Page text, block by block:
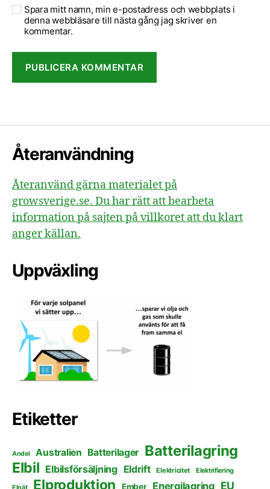
Spara mitt namn, min e-postadress och webbplats i
denna webbläsare till nästa gång jag skriver en
kommentar.
Återanvändning
Återanvänd gärna materialet på
growsverige.se. Du har rätt att bearbeta
information på sajten på villkoret att du klart
anger källan.
Uppväxling
Etiketter
Andel Australien Batterilager Batterilagring
Elbil Elbilsförsäljning Eldrift Elektricitet Elektrifiering
Elproduktion Ember Energilagring EU